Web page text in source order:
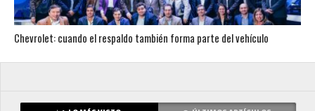
Chevrolet: cuando el respaldo también forma parte del vehículo